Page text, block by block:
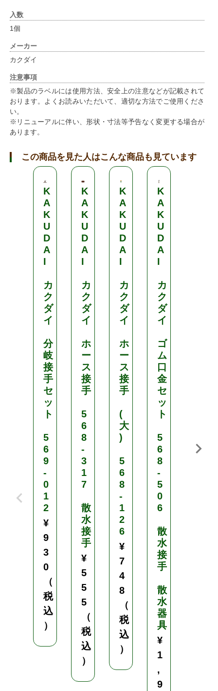
入数
1個
メーカー
カクダイ
注意事項
※製品のラベルには使用方法、安全上の注意などが記載されて
おります。よくお読みいただいて、適切な方法でご使用くださ
い。
※リニューアルに伴い、形状・寸法等予告なく変更する場合が
あります。
この商品を見た人はこんな商品も見ています
K
A
K
U
D
A
I
カ
ク
ダ
イ
分
岐
接
手
セ
ッ
ト
5
6
9
-
0
1
2
¥
9
3
0
（
税
込
）
K
A
K
U
D
A
I
カ
ク
ダ
イ
ホ
ー
ス
接
手
5
6
8
-
3
1
7
散
水
接
手
¥
5
5
5
（
税
込
）
K
A
K
U
D
A
I
カ
ク
ダ
イ
ホ
ー
ス
接
手
(
大
)
5
6
8
-
1
2
6
¥
7
4
8
（
税
込
）
K
A
K
U
D
A
I
カ
ク
ダ
イ
ゴ
ム
口
金
セ
ッ
ト
5
6
8
-
5
0
6
散
水
接
手
散
水
器
具
¥
1
,
9
ン